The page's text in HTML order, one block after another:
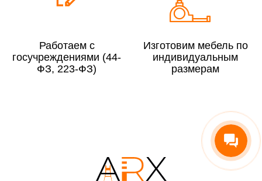
По Москве
10%
По Московской области
Срок возврата товара надлежащего качества составляет 30 дней с
Работаем с
госучреждениями (44-
ФЗ, 223-ФЗ)
Изготовим мебель по
индивидуальным
размерам